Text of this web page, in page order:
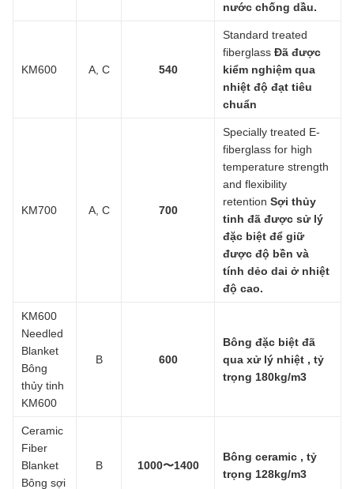
nước chống dầu.
KM600 A, C 540
Standard treated
fiberglass Đã được
kiểm nghiệm qua
nhiệt độ đạt tiêu
chuẩn
KM700 A, C 700
Specially treated E-
fiberglass for high
temperature strength
and flexibility
retention Sợi thủy
tinh đã được sử lý
đặc biệt để giữ
được độ bền và
tính dẻo dai ở nhiệt
độ cao.
KM600
Needled
Blanket
Bông
thủy tinh
KM600
B 600
Bông đặc biệt đã
qua xử lý nhiệt , tỷ
trọng 180kg/m3
Ceramic
Fiber
Blanket
Bông sợi
B 1000〜1400
Bông ceramic , tỷ
trọng 128kg/m3